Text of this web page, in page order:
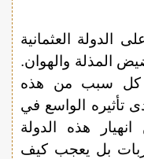
العثمانية
المذلة والهوان.
كل سبب من هذه
تأثيره الواسع في
هذه الدولة
بل يعجب كيف